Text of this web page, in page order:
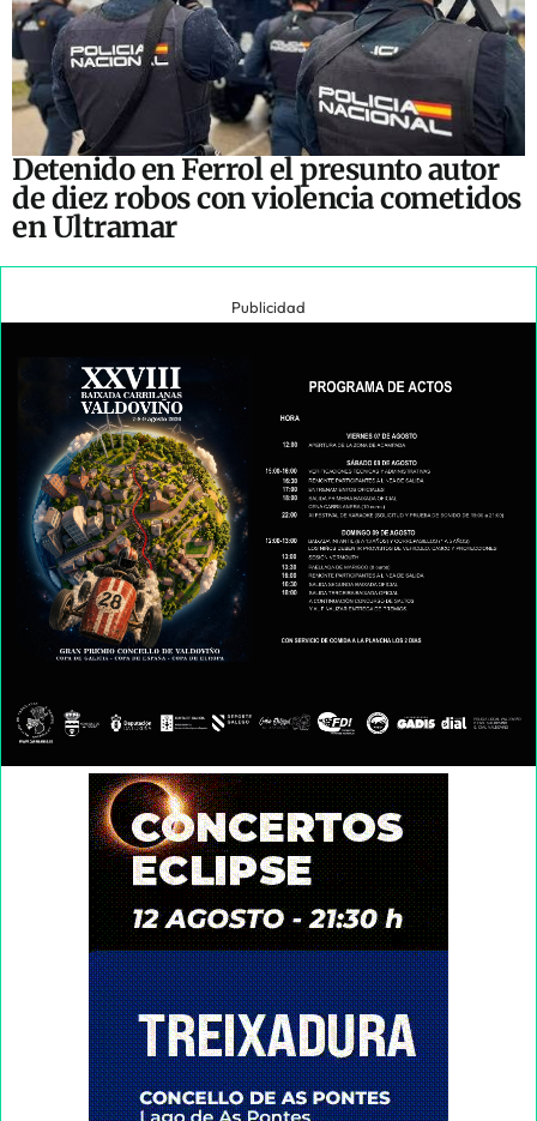
Detenido en Ferrol el presunto autor
de diez robos con violencia cometidos
en Ultramar
Publicidad